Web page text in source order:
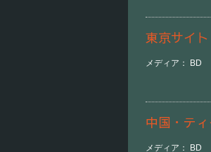
東京サイ
メディア：
中国・テ
メディア：